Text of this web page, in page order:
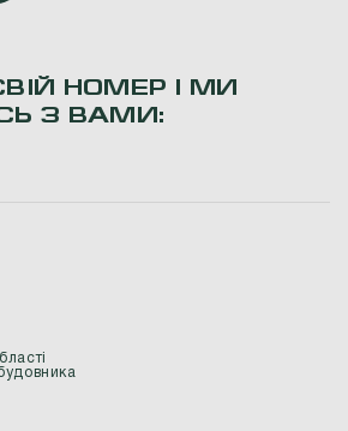
НОМЕР І МИ
З ВАМИ: